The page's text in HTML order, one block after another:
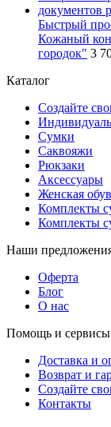
Быстрый
Кожаный
городок" 3
Каталог
Создайте
Сумки
Саквояжи
Рюкзаки
Аксессуары
Женская
Комплекты
Комплекты
Наши
Оферта
Блог
О нас
Помощь и сервисы
Доставка и
Возврат и
Создайте
Контакты